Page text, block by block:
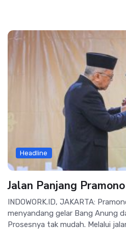
Headline
Jalan Panjang
INDOWORK.ID, JAKARTA:
menyandang gelar Bang Anung
Prosesnya tak mudah. Melalui